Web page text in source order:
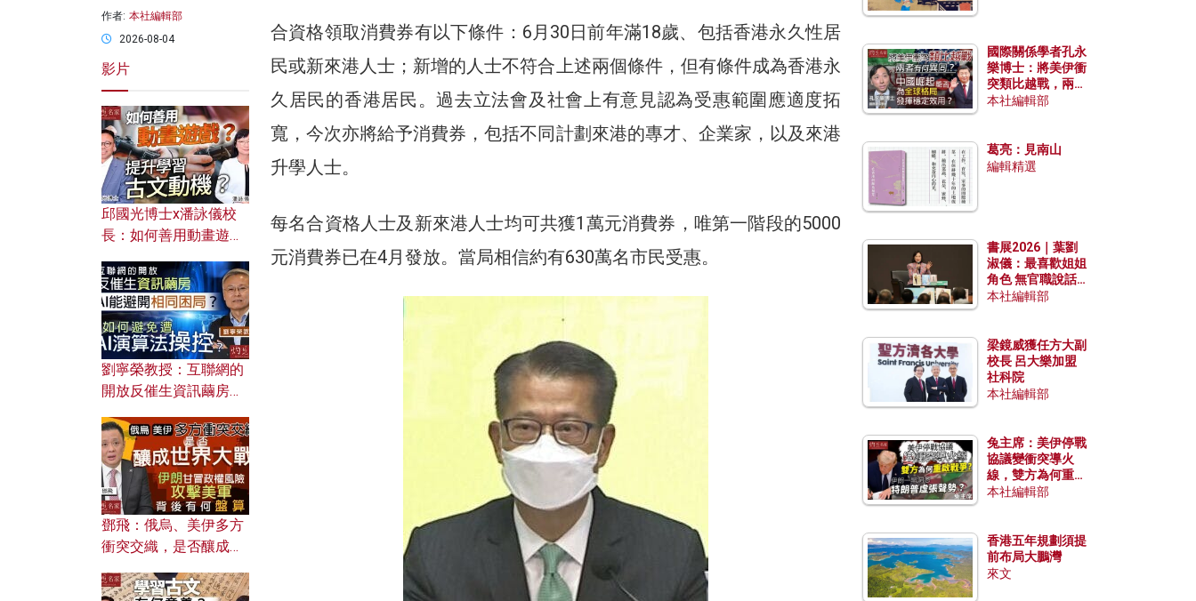
合資格領取消費券有以下條件：6月30日前年滿18歲、包括香港永久性居
民或新來港人士；新增的人士不符合上述兩個條件，但有條件成為香港永
久居民的香港居民。過去立法會及社會上有意見認為受惠範圍應適度拓
寬，今次亦將給予消費券，包括不同計劃來港的專才、企業家，以及來港
升學人士。
每名合資格人士及新來港人士均可共獲1萬元消費券，唯第一階段的5000
元消費券已在4月發放。當局相信約有630萬名市民受惠。
作者: 本社編輯部
2026-08-04
影片
邱國光博士x潘詠儀校
長：如何善用動畫遊戲
劉寧榮教授：互聯網的
開放反催生資訊繭房，
何避免遭AI演算法操
控？
鄧飛：俄烏、美伊多方
衝突交織，是否釀成世
風險攻擊美軍，背後有
國際關係學者孔永
樂博士：將美伊衝
突類比越戰，兩者
有何異同？中國崛
本社編輯部
葛亮：見南山
編輯精選
書展2026｜葉劉
淑儀：最喜歡姐姐
角色 無官職說話
包袱少
本社編輯部
梁鏡威獲任方大副
校長 呂大樂加盟
社科院
本社編輯部
兔主席：美伊停戰
協議變衝突導火
線，雙方為何重啟
戰爭？伊朗一早洞
本社編輯部
香港五年規劃須提
前布局大鵬灣
來文